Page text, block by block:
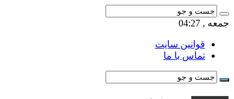
جمعه , 04:27
قوانین سایت
تماس با ما